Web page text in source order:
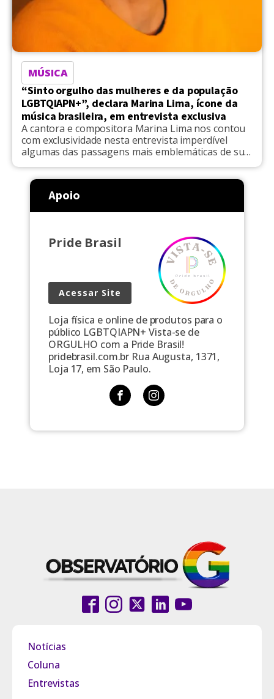
MÚSICA
“Sinto orgulho das mulheres e da população
LGBTQIAPN+”, declara Marina Lima, ícone da
música brasileira, em entrevista exclusiva
A cantora e compositora Marina Lima nos contou
com exclusividade nesta entrevista imperdível
algumas das passagens mais emblemáticas de sua
informações preciosas sobre a sua formação
musical e o processo criativo de suas obras.
Marina Correia Lima nasceu no Rio de Janeiro em
17 de setembro de 1955, […]
Apoio
Pride Brasil
Acessar Site
Loja física e online de produtos para o
público LGBTQIAPN+ Vista-se de
ORGULHO com a Pride Brasil!
pridebrasil.com.br Rua Augusta, 1371,
Loja 17, em São Paulo.
Notícias
Coluna
Entrevistas